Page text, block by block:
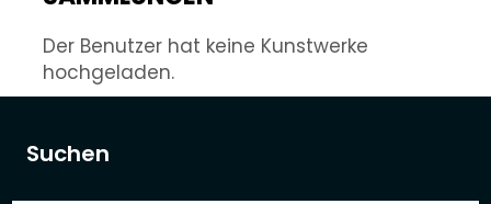
Suchen
Der Benutzer hat keine Kunstwerke
hochgeladen.